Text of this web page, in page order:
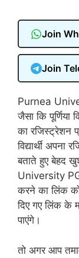
Join
Join
Purnea
जैसा कि पूर्णिया
का रजिस्ट्रेशन
विद्यार्थी
बताते हुए बेहद
University
करने का लिंक
दिए गए लिंक के
पाएंगे।
तो अगर आप